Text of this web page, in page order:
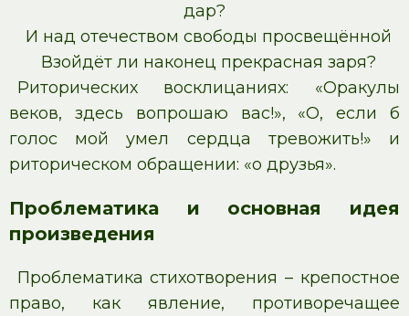
дар?
И над отечеством свободы просвещённой
Взойдёт ли наконец прекрасная заря?
Риторических восклицаниях: «Оракулы
веков, здесь вопрошаю вас!», «О, если б
голос мой умел сердца тревожить!» и
риторическом обращении: «о друзья».
Проблематика и основная идея
произведения
Проблематика стихотворения – крепостное
право, как явление, противоречащее